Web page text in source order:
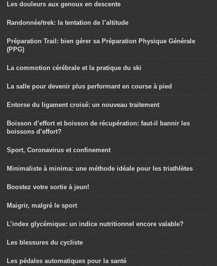
Les douleurs aux genoux en descente
Randonnée/trek: la tentation de l’altitude
Préparation Trail: bien gérer sa Préparation Physique Générale
(PPG)
La commotion cérébrale et la pratique du ski
La salle pour devenir plus performant en course à pied
Entorse du ligament croisé: un nouveau traitement
Boisson d’effort et boisson de récupération: faut-il bannir les
boissons d’effort?
Sport, Coronavirus et confinement
Minimaliste à minima: une méthode idéale pour les triathlètes
Boostez votre sortie à jeun!
Maigrir, malgré le sport
L’index glycémique: un indice nutritionnel encore valable?
Les blessures du cycliste
Les pédales automatiques pour la santé